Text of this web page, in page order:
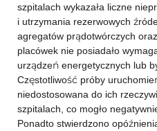
szpitalach wykazała liczne
i utrzymania rezerwowych
agregatów prądotwórczych
placówek nie posiadało
urządzeń energetycznych lub
Częstotliwość próby
niedostosowana do ich
szpitalach, co mogło
Ponadto stwierdzono